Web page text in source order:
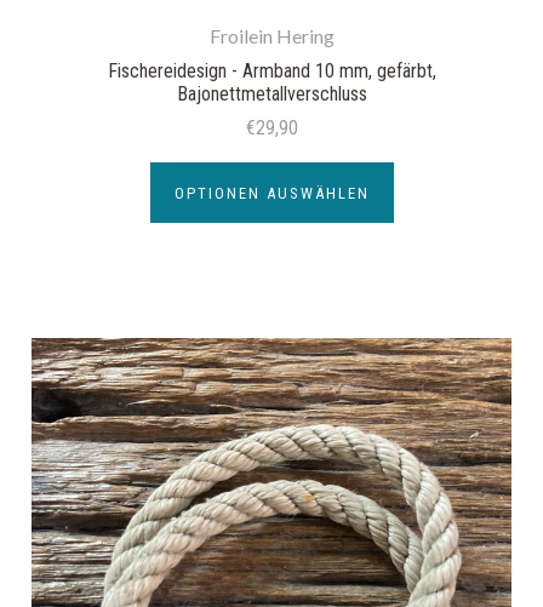
Froilein Hering
Fischereidesign - Armband 10 mm, gefärbt,
Bajonettmetallverschluss
€29,90
OPTIONEN AUSWÄHLEN